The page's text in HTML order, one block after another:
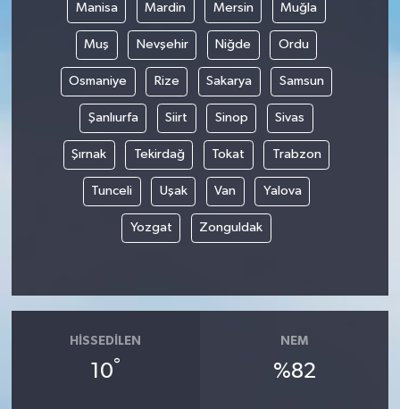
Manisa Mardin Mersin Muğla
Muş Nevşehir Niğde Ordu
Osmaniye Rize Sakarya Samsun
Şanlıurfa Siirt Sinop Sivas
Şırnak Tekirdağ Tokat Trabzon
Tunceli Uşak Van Yalova
Yozgat Zonguldak
HISSEDILEN
10°
NEM
%82